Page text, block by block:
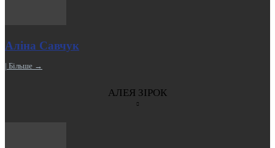
Аліна Савчук
| Більше →
АЛЕЯ ЗІРОК